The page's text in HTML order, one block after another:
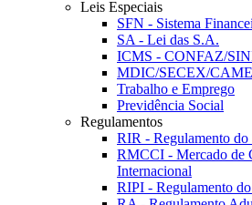
Leis Especiais
SFN - Sistema
SA - Lei das S.A.
ICMS - CONFAZ/
MDIC/SECEX/
Trabalho e Emprego
Previdência Social
Regulamentos
RIR - Regulamento do
RMCCI - Mercado de
Internacional
RIPI - Regulamento